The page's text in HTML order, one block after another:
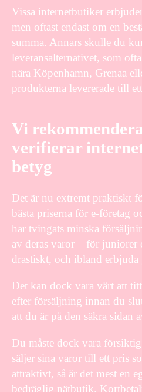
Vissa internetbutiker
men oftast endast om en
summa. Annars skulle du
leveransalternativet, som
nära Köpenhamn, Grenaa
produkterna levererade till
Vi
verifierar
betyg
Det är nu extremt praktiskt
bästa priserna för e-företag
har tvingats minska
av deras varor – för
drastiskt, och ibland erbjuda
Det kan dock vara värt att
efter försäljning innan du
att du är på den säkra sidan
Du måste dock vara
säljer sina varor till ett pris
attraktivt, så är det mest en
bedräglig nätbutik.